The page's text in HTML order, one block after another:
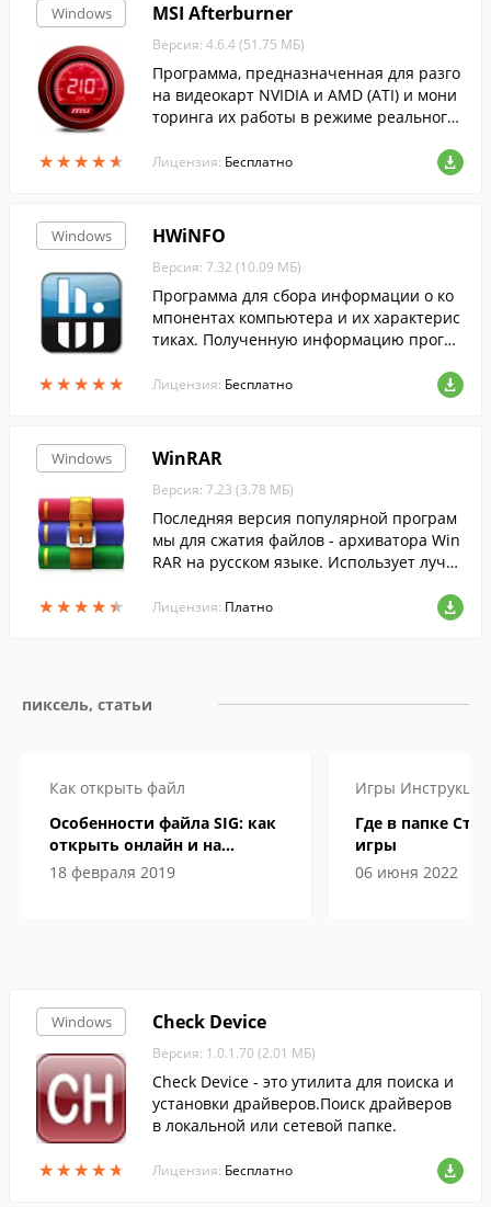
Windows
★★★★★
★★★★★
MSI Afterburner
Версия: 4.6.4 (51.75 МБ)
Программа, предназначенная для разго
на видеокарт NVIDIA и AMD (ATI) и мони
торинга их работы в режиме реального
Лицензия: Бесплатно
Windows
★★★★★
★★★★★
HWiNFO
Версия: 7.32 (10.09 МБ)
Программа для сбора информации о ко
мпонентах компьютера и их характерис
тиках. Полученную информацию програ
ML и HTML.
Лицензия: Бесплатно
Windows
★★★★★
★★★★★
WinRAR
Версия: 7.23 (3.78 МБ)
Последняя версия популярной програм
мы для сжатия файлов - архиватора Win
RAR на русском языке. Использует лучш
Лицензия: Платно
пиксель, статьи
Как открыть файл
Особенности файла SIG: как
открыть онлайн и на
компьютере
18 февраля 2019
Игры Инструкции
Где в папке
игры
06 июня 2022
Windows
★★★★★
★★★★★
Check Device
Версия: 1.0.1.70 (2.01 МБ)
Check Device - это утилита для поиска и
установки драйверов.Поиск драйверов
в локальной или сетевой папке.
Лицензия: Бесплатно